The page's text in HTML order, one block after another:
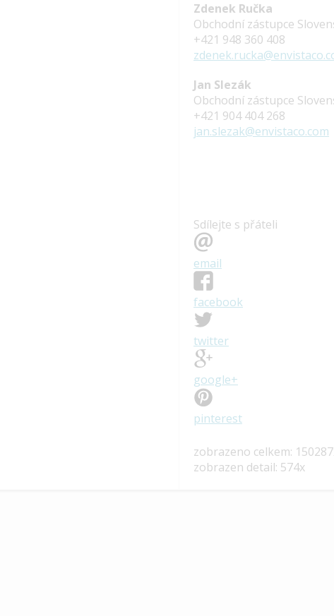
Zdenek Ručka
Obchodní zástupce
+421 948 360 408
Jan Slezák
Obchodní zástupce
+421 904 404 268
jan.slezak@envistaco.com
Sdílejte s přáteli
email
facebook
twitter
google+
pinterest
zobrazeno celkem:
zobrazen detail: 574x